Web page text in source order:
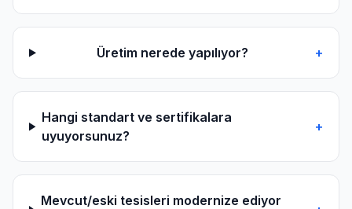
Üretim nerede yapılıyor? +
Hangi standart ve sertifikalara
uyuyorsunuz?
+
Mevcut/eski tesisleri modernize ediyor